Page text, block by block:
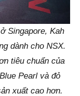
Singapore, Kah
dành cho NSX.
tiêu chuẩn của
Pearl và đỏ
xuất cao hơn.